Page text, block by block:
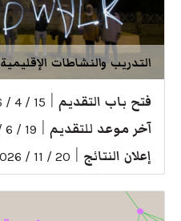
التدريب والنشاطات الإقليمية
فتح باب التقديم 15 / 4 / 2026
آخر موعد للتقديم 19 / 6 / 2026
إعلان النتائج 20 / 11 / 2026